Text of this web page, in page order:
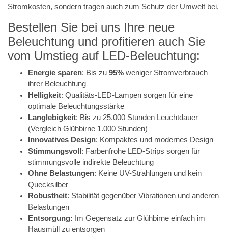
Stromkosten, sondern tragen auch zum Schutz der Umwelt bei.
Bestellen Sie bei uns Ihre neue
Beleuchtung und profitieren auch Sie
vom Umstieg auf LED-Beleuchtung:
Energie sparen: Bis zu 95% weniger Stromverbrauch
ihrer Beleuchtung
Helligkeit: Qualitäts-LED-Lampen sorgen für eine
optimale Beleuchtungsstärke
Langlebigkeit: Bis zu 25.000 Stunden Leuchtdauer
(Vergleich Glühbirne 1.000 Stunden)
Innovatives Design: Kompaktes und modernes Design
Stimmungsvoll : Farbenfrohe LED-Strips sorgen für
stimmungsvolle indirekte Beleuchtung
Ohne Belastungen: Keine UV-Strahlungen und kein
Quecksilber
Robustheit: Stabilität gegenüber Vibrationen und anderen
Belastungen
Entsorgung: Im Gegensatz zur Glühbirne einfach im
Hausmüll zu entsorgen